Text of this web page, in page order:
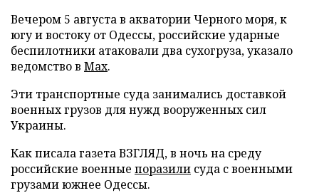
Вечером 5 августа в акватории Черного моря, к
югу и востоку от Одессы, российские ударные
беспилотники атаковали два сухогруза, указало
ведомство в Max.
Эти транспортные суда занимались доставкой
военных грузов для нужд вооруженных сил
Украины.
Как писала газета ВЗГЛЯД, в ночь на среду
российские военные поразили суда с военными
грузами южнее Одессы.